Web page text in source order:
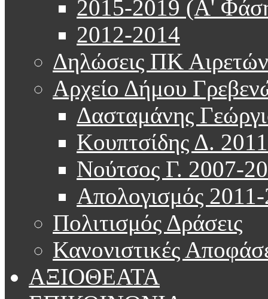
2015-2019 (Α'
2012-2014
Δηλώσεις ΠΚ Αιρετών
Αρχείο Δήμου
Δασταμάνης
Κουπτσίδης Δ.
Νούτσος Γ. 2007-
Απολογισμός
Πολιτισμός Δράσεις
Κανονιστικές
ΑΞΙΟΘΕΑΤΑ